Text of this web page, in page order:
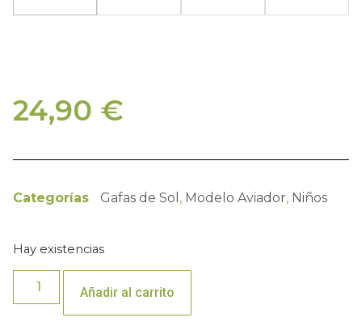
24,90 €
Categorías Gafas de Sol , Modelo Aviador, Niños
Hay existencias
Añadir al carrito